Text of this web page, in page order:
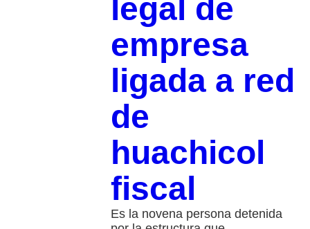
legal de
empresa
ligada a red
de
huachicol
fiscal
Es la novena persona detenida